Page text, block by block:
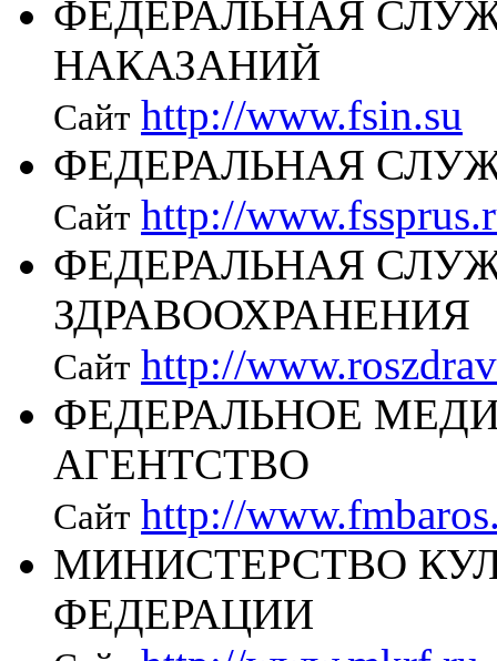
ФЕДЕРАЛЬНАЯ
НАКАЗАНИЙ
Сайт http://www.fsin.su
ФЕДЕРАЛЬНАЯ
Сайт http://
ФЕДЕРАЛЬНАЯ
ЗДРАВООХРАНЕНИЯ
Сайт http://
ФЕДЕРАЛЬНОЕ
АГЕНТСТВО
Сайт http://
МИНИСТЕРСТВО
ФЕДЕРАЦИИ